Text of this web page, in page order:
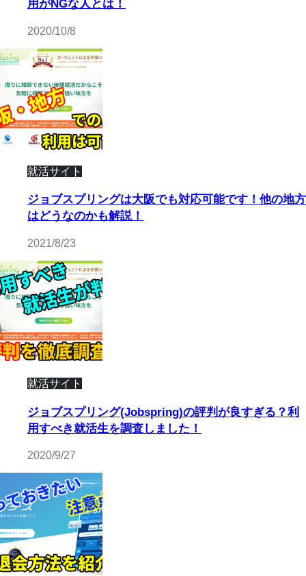
用がNGな人とは！
2020/10/8
就活サイト
ジョブスプリングは大阪でも対応可能です！他の地方
はどうなのかも解説！
2021/8/23
就活サイト
ジョブスプリング(Jobspring)の評判が良すぎる？利
用すべき就活生を調査しました！
2020/9/27